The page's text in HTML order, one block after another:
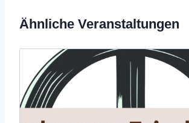
Ähnliche Veranstaltungen